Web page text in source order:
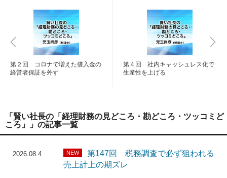
第２回 コロナで増えた借入金の
経営者保証を外す
第４回 社内キャッシュレス化で
生産性を上げる
「賢い社長の「経理財務の見どころ・勘どころ・ツッコミど
ころ」」の記事一覧
2026.08.4 NEW
第147回 税務調査で必ず狙われる
売上計上の期ズレ